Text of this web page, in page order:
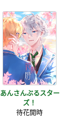
あんさんぶるスター
ズ！
待花開時